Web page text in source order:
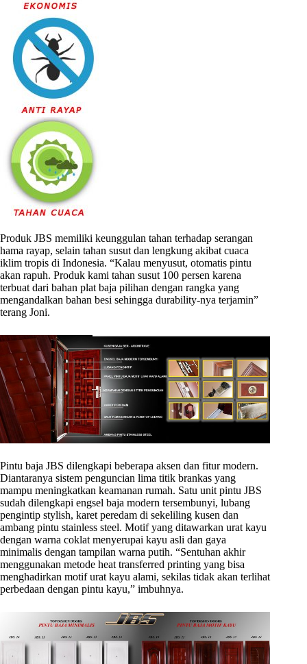
Produk JBS memiliki keunggulan tahan terhadap serangan
hama rayap, selain tahan susut dan lengkung akibat cuaca
iklim tropis di Indonesia. “Kalau menyusut, otomatis pintu
akan rapuh. Produk kami tahan susut 100 persen karena
terbuat dari bahan plat baja pilihan dengan rangka yang
mengandalkan bahan besi sehingga durability-nya terjamin”
terang Joni.
Pintu baja JBS dilengkapi beberapa aksen dan fitur modern.
Diantaranya sistem penguncian lima titik brankas yang
mampu meningkatkan keamanan rumah. Satu unit pintu JBS
sudah dilengkapi engsel baja modern tersembunyi, lubang
pengintip stylish, karet peredam di sekeliling kusen dan
ambang pintu stainless steel. Motif yang ditawarkan urat kayu
dengan warna coklat menyerupai kayu asli dan gaya
minimalis dengan tampilan warna putih. “Sentuhan akhir
menggunakan metode heat transferred printing yang bisa
menghadirkan motif urat kayu alami, sekilas tidak akan terlihat
perbedaan dengan pintu kayu,” imbuhnya.